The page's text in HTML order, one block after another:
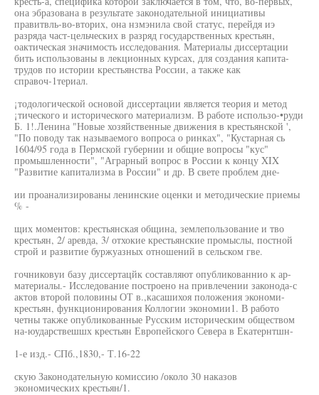
она эбразована в результате законодательной инициативы
правитвль-во-вторих, она нзмэнила свой статус, перейдя иэ
разряда част-цельческих в разряд государственных крестьян,
оактическая значимость исследования. Материалы диссертации
бить использованы в лекционных курсах, для создания капита-
трудов по истории крестьянства России, а также как
справоч-1териал.
¡тодологической основой диссертации является теория и метод
¡тического и исторического материализм. В работе использо-•руди
Б. 1!.Ленина "Новые хозяйственные движения в крестьянской ',
"По поводу так называемого вопроса о ринках", "Кустарная сь
1604/95 года в Пермской губернии и общие вопросы "кус"
промышленности", "Аграрный вопрос в России к концу XIX
"Развитие капитализма в России" и др. В свете проблем дне-
ии проанализированы ленинские оценки и методические приемы
% -
щих моментов: крестьянская община, землепользование и тво
крестьян, 2/ аревда, 3/ отхокие крестьянские промыслы, постной
строй и развитие буржуазных отношений в сельском гве.
гочниковуи базу диссертацйк составляют опубликованнио к ар-
материалы.- Исследование построено на привлечении законода-с
актов второй половины ОТ в.,касашихоя положения экономи-
крестьян, функционирования Коллогии экономии1. В работо
четны также опубликованные Русским историческим обществом
на-юударствешшх крестьян Европейского Севера в Екатернтшн-
1-е изд.- СПб.,1830,- Т.16-22
скую Законодательную комиссию /около 30 наказов
экономических крестьян/1.